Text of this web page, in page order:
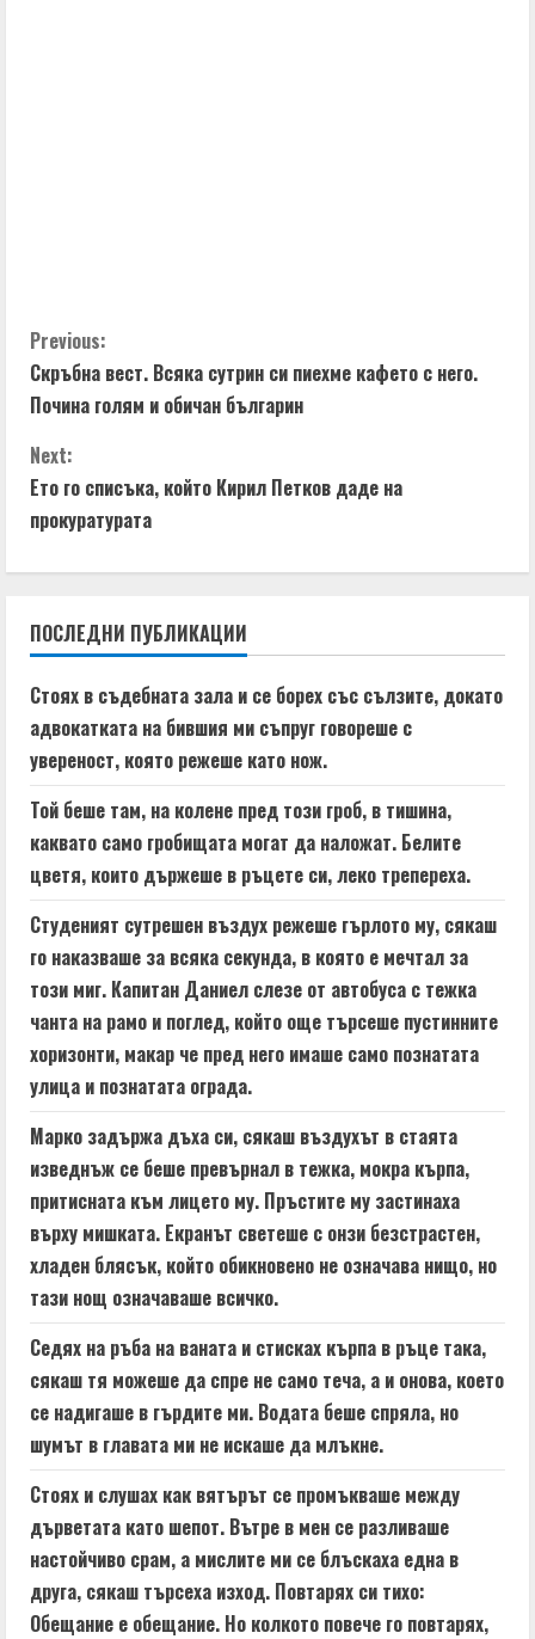
C
o
n
t
u
e
R
e
a
d
i
n
g
Previous:
Скръбна вест. Всяка сутрин си пиехме кафето с него.
Почина голям и обичан българин
Next:
Ето го списъка, който Кирил Петков даде на
прокуратурата
ПОСЛЕДНИ ПУБЛИКАЦИИ
Стоях в съдебната зала и се борех със сълзите, докато
адвокатката на бившия ми съпруг говореше с
увереност, която режеше като нож.
Той беше там, на колене пред този гроб, в тишина,
каквато само гробищата могат да наложат. Белите
цветя, които държеше в ръцете си, леко трепереха.
Студеният сутрешен въздух режеше гърлото му, сякаш
го наказваше за всяка секунда, в която е мечтал за
този миг. Капитан Даниел слезе от автобуса с тежка
чанта на рамо и поглед, който още търсеше пустинните
хоризонти, макар че пред него имаше само познатата
улица и познатата ограда.
Марко задържа дъха си, сякаш въздухът в стаята
изведнъж се беше превърнал в тежка, мокра кърпа,
притисната към лицето му. Пръстите му застинаха
върху мишката. Екранът светеше с онзи безстрастен,
хладен блясък, който обикновено не означава нищо, но
тази нощ означаваше всичко.
Седях на ръба на ваната и стисках кърпа в ръце така,
сякаш тя можеше да спре не само теча, а и онова, което
се надигаше в гърдите ми. Водата беше спряла, но
шумът в главата ми не искаше да млъкне.
Стоях и слушах как вятърът се промъкваше между
дърветата като шепот. Вътре в мен се разливаше
настойчиво срам, а мислите ми се блъскаха една в
друга, сякаш търсеха изход. Повтарях си тихо:
Обещание е обещание. Но колкото повече го повтарях,